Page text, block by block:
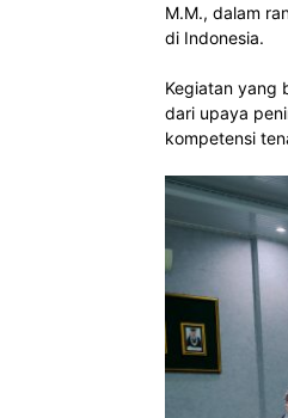
M.M., dalam
di Indonesia.
Kegiatan yang
dari upaya
kompetensi